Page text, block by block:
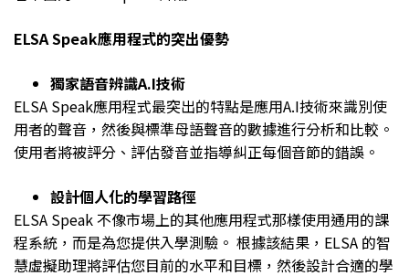
ELSA Speak應用程式的突出優勢
獨家語音辨識A.I技術
ELSA Speak應用程式最突出的特點是應用A.I技術來識別使
用者的聲音，然後與標準母語聲音的數據進行分析和比較。
使用者將被評分、評估發音並指導糾正每個音節的錯誤。
設計個人化的學習路徑
ELSA Speak 不像市場上的其他應用程式那樣使用通用的課
程系統，而是為您提供入學測驗。 根據該結果，ELSA 的智
慧虛擬助理將評估您目前的水平和目標，然後設計合適的學